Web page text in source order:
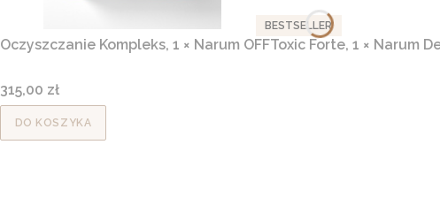
BESTSELLER
Oczyszczanie Kompleks, 1 × Narum OFFToxic Forte, 1 × Narum
Cena
315,00 zł
DO KOSZYKA